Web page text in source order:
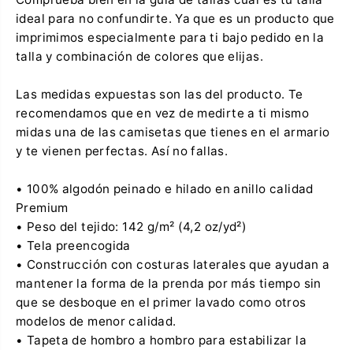
M
a
a
n
S
o
p
a
N
n
o
p
ideal para no confundirte. Ya que es un producto que
imprimimos especialmente para ti bajo pedido en la
talla y combinación de colores que elijas.
Las medidas expuestas son las del producto. Te
recomendamos que en vez de medirte a ti mismo
midas una de las camisetas que tienes en el armario
y te vienen perfectas. Así no fallas.
• 100% algodón peinado e hilado en anillo calidad
Premium
• Peso del tejido: 142 g/m² (4,2 oz/yd²)
• Tela preencogida
• Construcción con costuras laterales que ayudan a
mantener la forma de la prenda por más tiempo sin
que se desboque en el primer lavado como otros
modelos de menor calidad.
• Tapeta de hombro a hombro para estabilizar la